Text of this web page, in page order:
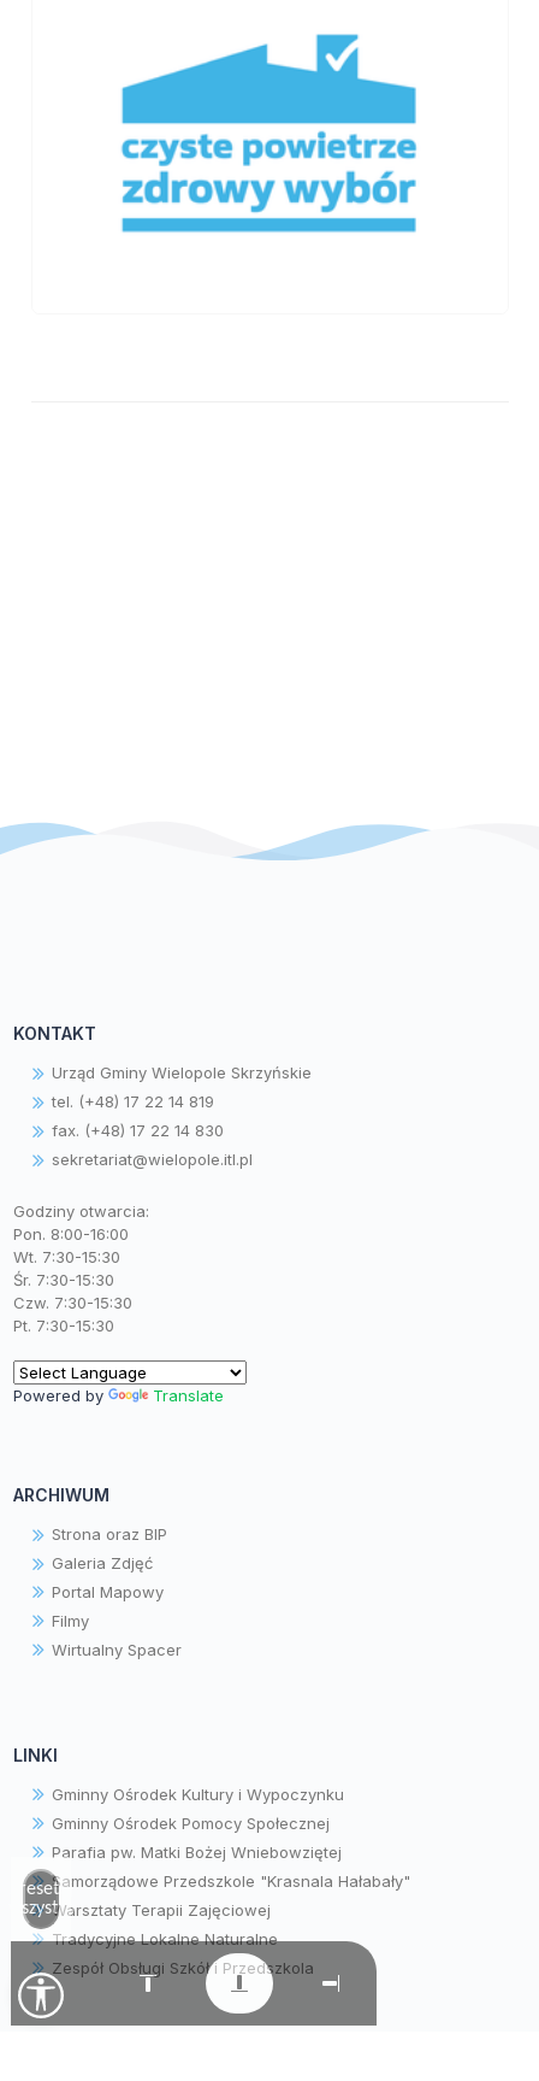
KONTAKT
Urząd Gminy Wielopole Skrzyńskie
tel. (+48) 17 22 14 819
fax. (+48) 17 22 14 830
sekretariat@wielopole.itl.pl
Godziny otwarcia:
Pon. 8:00-16:00
Wt. 7:30-15:30
Śr. 7:30-15:30
Czw. 7:30-15:30
Pt. 7:30-15:30
Powered by Translate
ARCHIWUM
Strona oraz BIP
Galeria Zdjęć
Portal Mapowy
Filmy
Wirtualny Spacer
LINKI
Gminny Ośrodek Kultury i Wypoczynku
Gminny Ośrodek Pomocy Społecznej
Parafia pw. Matki Bożej Wniebowziętej
Samorządowe Przedszkole "Krasnala Hałabały"
Warsztaty Terapii Zajęciowej
Tradycyjne Lokalne Naturalne
Zespół Obsługi Szkół i Przedszkola
Zresetuj
wszystko